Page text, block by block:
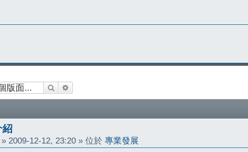
搜尋
紹
» 2009-12-12, 23:20 » 位於 專業發展